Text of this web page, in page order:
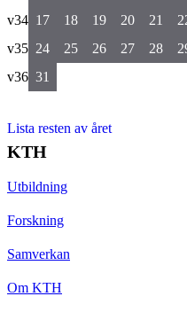
v34 17 18 19 20 21
v35 24 25 26 27 28
v36 31
Lista resten av året
KTH
Utbildning
Forskning
Samverkan
Om KTH